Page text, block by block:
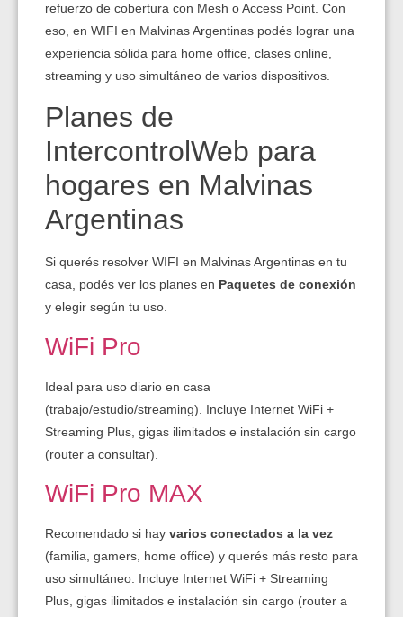
refuerzo de cobertura con Mesh o Access Point. Con
eso, en WIFI en Malvinas Argentinas podés lograr una
experiencia sólida para home office, clases online,
streaming y uso simultáneo de varios dispositivos.
Planes de
IntercontrolWeb para
hogares en Malvinas
Argentinas
Si querés resolver WIFI en Malvinas Argentinas en tu
casa, podés ver los planes en Paquetes de conexión
y elegir según tu uso.
WiFi Pro
Ideal para uso diario en casa
(trabajo/estudio/streaming). Incluye Internet WiFi +
Streaming Plus, gigas ilimitados e instalación sin cargo
(router a consultar).
WiFi Pro MAX
Recomendado si hay varios conectados a la vez
(familia, gamers, home office) y querés más resto para
uso simultáneo. Incluye Internet WiFi + Streaming
Plus, gigas ilimitados e instalación sin cargo (router a